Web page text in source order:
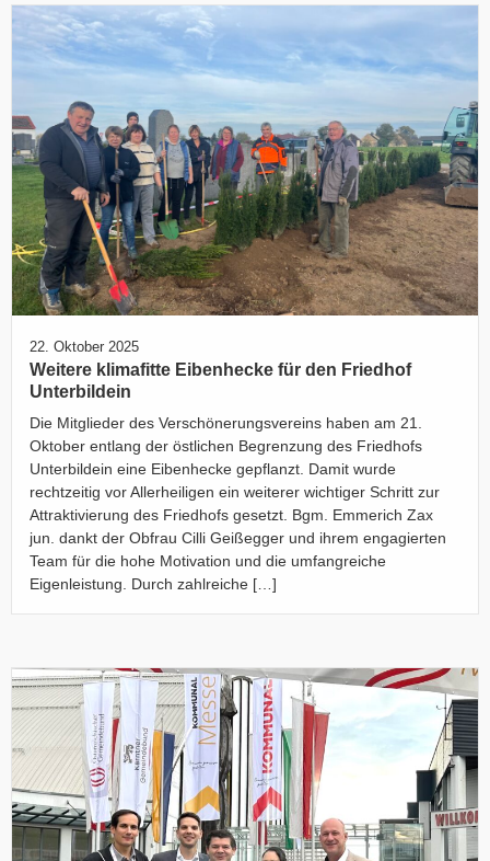
22. Oktober 2025
Weitere klimafitte Eibenhecke für den Friedhof
Unterbildein
Die Mitglieder des Verschönerungsvereins haben am 21.
Oktober entlang der östlichen Begrenzung des Friedhofs
Unterbildein eine Eibenhecke gepflanzt. Damit wurde
rechtzeitig vor Allerheiligen ein weiterer wichtiger Schritt zur
Attraktivierung des Friedhofs gesetzt. Bgm. Emmerich Zax
jun. dankt der Obfrau Cilli Geißegger und ihrem engagierten
Team für die hohe Motivation und die umfangreiche
Eigenleistung. Durch zahlreiche […]